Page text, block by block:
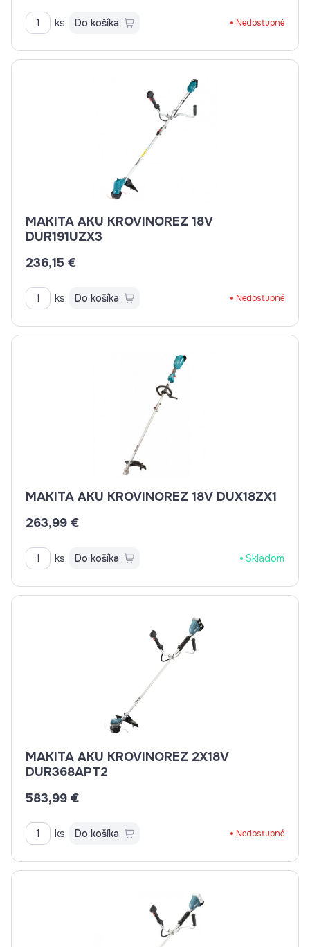
ks Do košíka Nedostupné
MAKITA AKU KROVINOREZ 18V
DUR191UZX3
236,15 €
ks Do košíka Nedostupné
MAKITA AKU KROVINOREZ 18V DUX18ZX1
263,99 €
ks Do košíka Skladom
MAKITA AKU KROVINOREZ 2X18V
DUR368APT2
583,99 €
ks Do košíka Nedostupné